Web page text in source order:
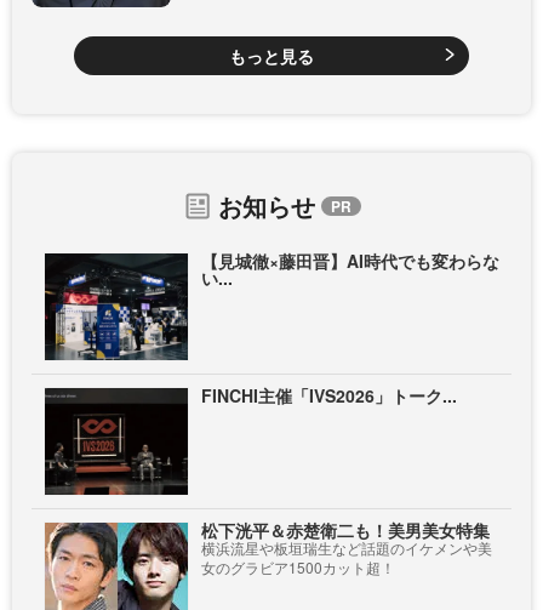
もっと見る
お知らせ
【見城徹×藤田晋】AI時代でも変わらな
い...
FINCHI主催「IVS2026」トーク...
松下洸平＆赤楚衛二も！美男美女特集
横浜流星や板垣瑞生など話題のイケメンや美
女のグラビア1500カット超！